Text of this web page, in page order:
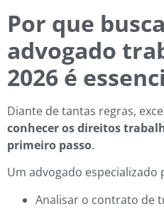
Por que
advogado
2026 é
Diante de tantas regras,
conhecer os direitos
primeiro passo.
Um advogado especializado
Analisar o contrato de